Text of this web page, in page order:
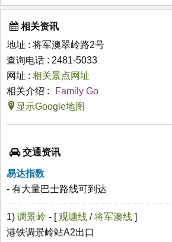
相关资讯
地址 : 将军澳翠岭路2号
查询电话 : 2481-5033
网址 : 相关景点网址
相关介绍 :
Family Go
显示Google地图
交通资讯
易达指数
- 有大量巴士路线可到达
1) 调景岭 - [观塘线 /将军澳线 ]
港铁调景岭站A2出口